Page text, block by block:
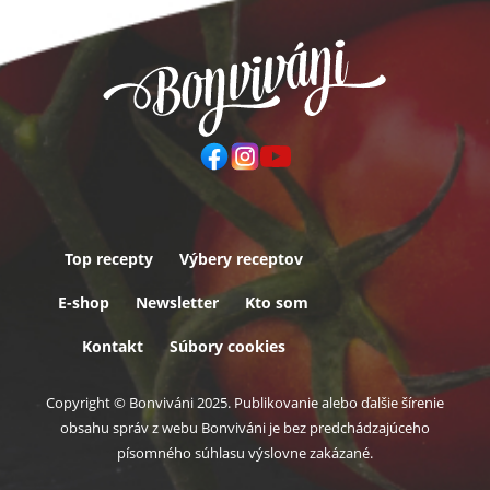
Top recepty Výbery receptov
E-shop Newsletter Kto som
Kontakt Súbory cookies
Copyright © Bonviváni 2025. Publikovanie alebo ďalšie šírenie
obsahu správ z webu Bonviváni je bez predchádzajúceho
písomného súhlasu výslovne zakázané.